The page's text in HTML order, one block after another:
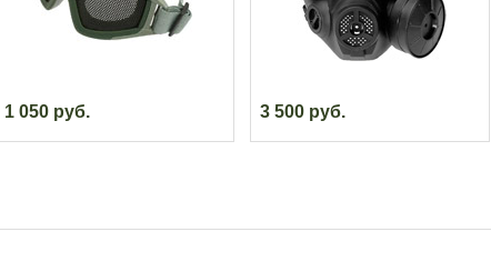
1 050 руб. 3 500 руб.